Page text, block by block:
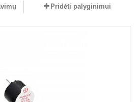
Pridėti palyginimui